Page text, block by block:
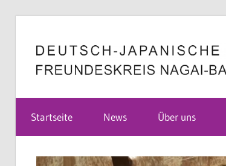
springen
Deutsch-
Japanische
Startseite News Über uns